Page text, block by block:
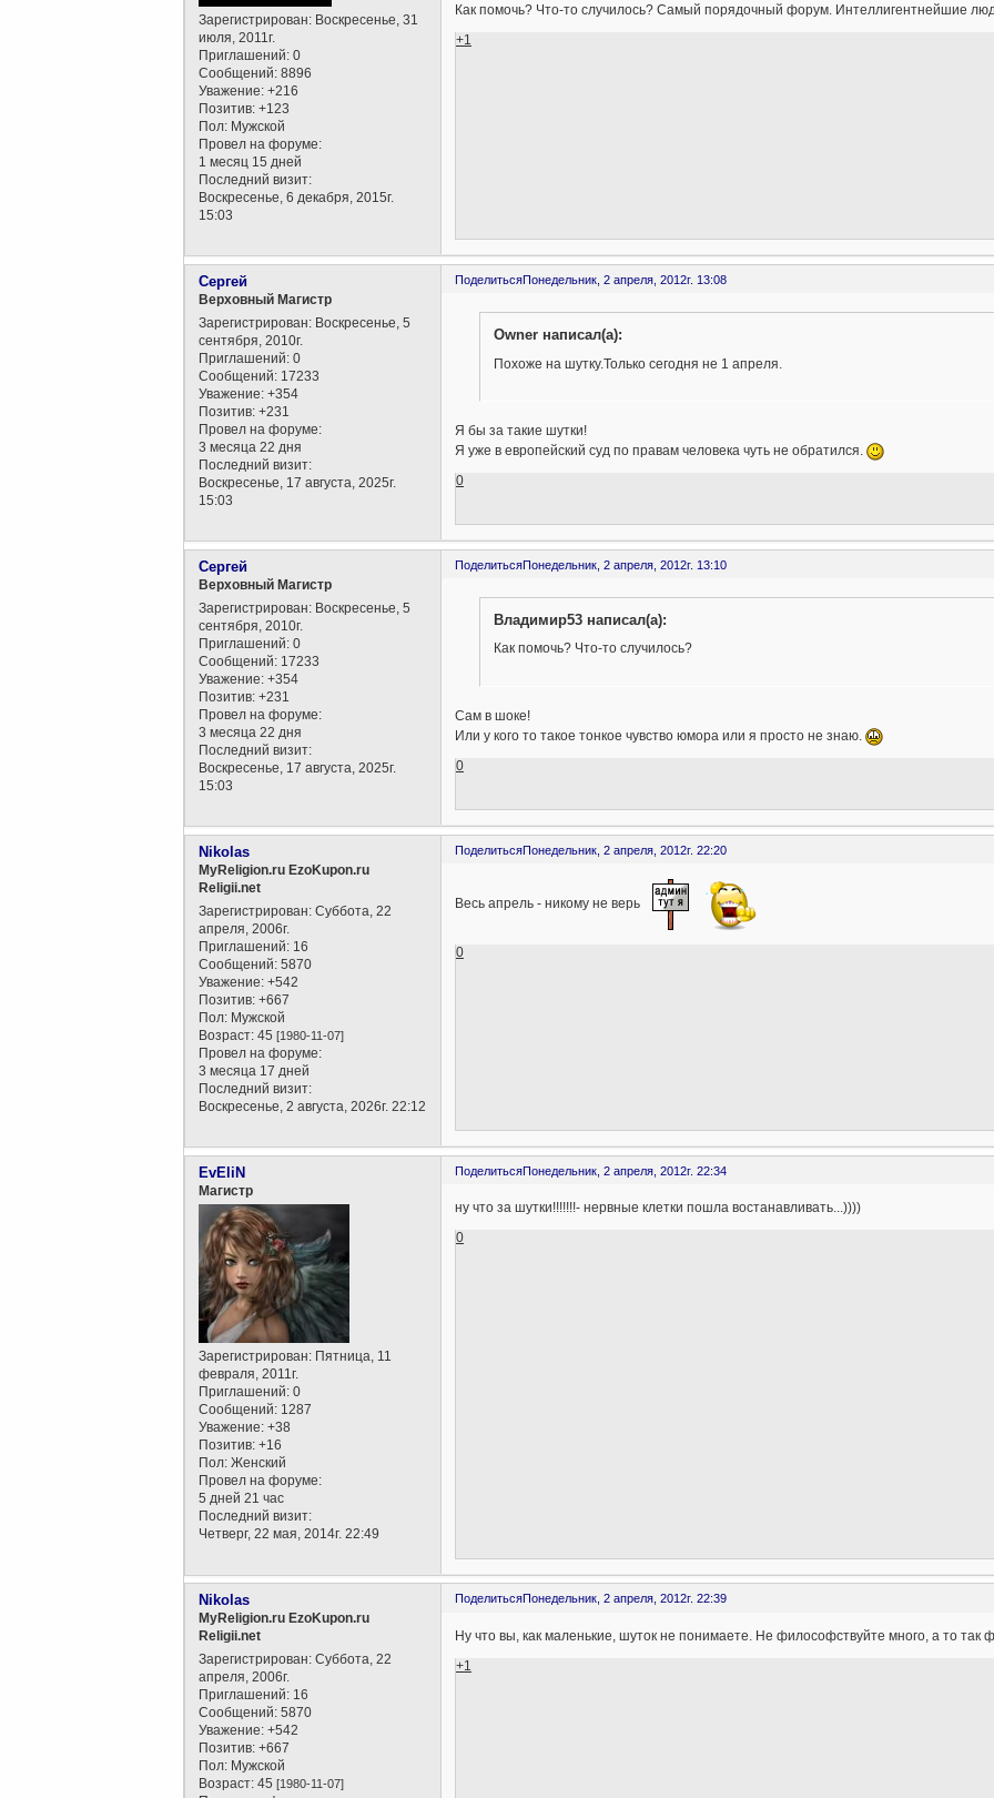
Зарегистрирован: Воскресенье, 31
июля, 2011г.
Приглашений: 0
Сообщений: 8896
Уважение: +216
Позитив: +123
Пол: Мужской
Провел на форуме:
1 месяц 15 дней
Последний визит:
Воскресенье, 6 декабря, 2015г.
15:03
Как помочь? Что-то случилось? Самый порядочный форум. Интеллигентнейшие
+1
ПоделитьсяПонедельник, 2 апреля, 2012г. 13:08
Сергей
Верховный Магистр
Зарегистрирован: Воскресенье, 5
сентября, 2010г.
Приглашений: 0
Сообщений: 17233
Уважение: +354
Позитив: +231
Провел на форуме:
3 месяца 22 дня
Последний визит:
Воскресенье, 17 августа, 2025г.
15:03
Owner написал(а):
Похоже на шутку.Только сегодня не 1 апреля.
Я бы за такие шутки!
Я уже в европейский суд по правам человека чуть не обратился.
0
ПоделитьсяПонедельник, 2 апреля, 2012г. 13:10
Сергей
Верховный Магистр
Зарегистрирован: Воскресенье, 5
сентября, 2010г.
Приглашений: 0
Сообщений: 17233
Уважение: +354
Позитив: +231
Провел на форуме:
3 месяца 22 дня
Последний визит:
Воскресенье, 17 августа, 2025г.
15:03
Владимир53 написал(а):
Как помочь? Что-то случилось?
Сам в шоке!
Или у кого то такое тонкое чувство юмора или я просто не знаю.
0
ПоделитьсяПонедельник, 2 апреля, 2012г. 22:20
Nikolas
MyReligion.ru EzoKupon.ru
Religii.net
Зарегистрирован: Суббота, 22
апреля, 2006г.
Приглашений: 16
Сообщений: 5870
Уважение: +542
Позитив: +667
Пол: Мужской
Возраст: 45[1980-11-07]
Провел на форуме:
3 месяца 17 дней
Последний визит:
Воскресенье, 2 августа, 2026г. 22:12
Весь апрель - никому не верь
0
ПоделитьсяПонедельник, 2 апреля, 2012г. 22:34
EvEliN
Магистр
Зарегистрирован: Пятница, 11
февраля, 2011г.
Приглашений: 0
Сообщений: 1287
Уважение: +38
Позитив: +16
Пол: Женский
Провел на форуме:
5 дней 21 час
Последний визит:
Четверг, 22 мая, 2014г. 22:49
ну что за шутки!!!!!!!- нервные клетки пошла востанавливать...))))
0
ПоделитьсяПонедельник, 2 апреля, 2012г. 22:39
Nikolas
MyReligion.ru EzoKupon.ru
Religii.net
Зарегистрирован: Суббота, 22
апреля, 2006г.
Приглашений: 16
Сообщений: 5870
Уважение: +542
Позитив: +667
Пол: Мужской
Возраст: 45[1980-11-07]
Ну что вы, как маленькие, шуток не понимаете. Не философствуйте много, а то
+1